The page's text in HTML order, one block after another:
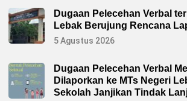
Dugaan Pelecehan Verbal
Lebak Berujung Rencana
5 Agustus 2026
Dugaan Pelecehan Verbal
Dilaporkan ke MTs Negeri
Sekolah Janjikan Tindak